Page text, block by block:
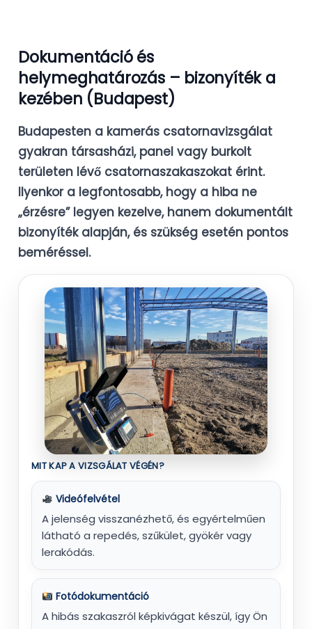
Dokumentáció és
helymeghatározás – bizonyíték a
kezében (Budapest)
Budapesten a kamerás csatornavizsgálat
gyakran társasházi, panel vagy burkolt
területen lévő csatornaszakaszokat érint.
Ilyenkor a legfontosabb, hogy a hiba ne
„érzésre” legyen kezelve, hanem dokumentált
bizonyítékalapján, és szükség esetén pontos
beméréssel.
MIT KAP A VIZSGÁLAT VÉGÉN?
Videófelvétel
A jelenség visszanézhető, és egyértelműen
látható a repedés, szűkület, gyökér vagy
lerakódás.
Fotódokumentáció
A hibás szakaszról képkivágat készül, így Ön